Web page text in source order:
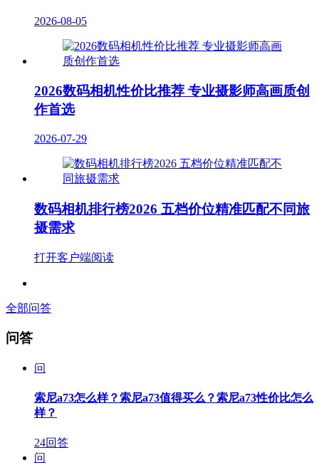
2026-08-05
2026数码相机性价比推荐 专业摄影师高画质创
作首选
2026-07-29
数码相机排行榜2026 五档价位精准匹配不同旅
摄需求
打开客户端阅读
全部问答
问答
问
索尼a73怎么样？索尼a73值得买么？索尼a73性价比怎么
样？
24回答
问